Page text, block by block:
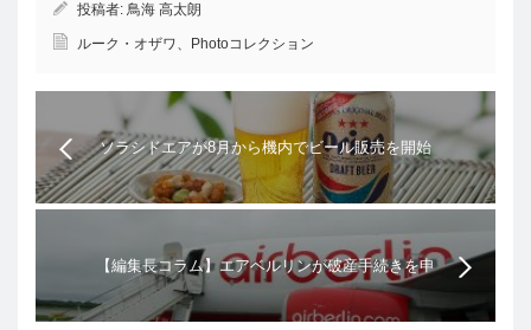
投稿者: 鳥海 高太朗
ルーク・オザワ、Photoコレクション
ソラシドエアが8月から機内でビール販売を開始
【編集長コラム】エアベルリンが破産手続きを申
請、運航は継続へ。一般的なLCCビジネスモデルと
は異なる航空会社だった